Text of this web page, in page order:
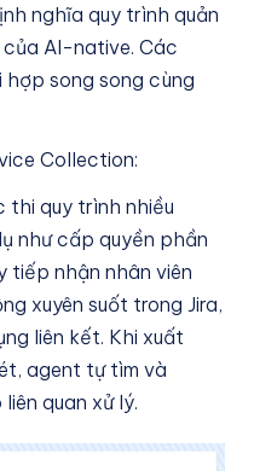
nghĩa quy trình quản
AI-native. Các
song song cùng
Collection:
thi quy trình nhiều
như cấp quyền phần
tiếp nhận nhân viên
xuyên suốt trong Jira,
liên kết. Khi xuất
agent tự tìm và
quan xử lý.